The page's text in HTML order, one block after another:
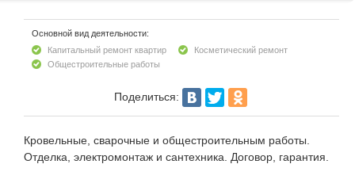
Основной вид деятельности:
Капитальный ремонт квартир
Косметический ремонт
Общестроительные работы
Поделиться:
Кровельные, сварочные и общестроительным работы.
Отделка, электромонтаж и сантехника. Договор, гарантия.